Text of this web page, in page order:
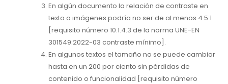
En algún documento la relación de contraste en
texto o imágenes podría no ser de al menos 4.5:1
[requisito número 10.1.4.3 de la norma UNE-EN
301549:2022-03 contraste mínimo].
En algunos textos el tamaño no se puede cambiar
hasta en un 200 por ciento sin pérdidas de
contenido o funcionalidad [requisito número